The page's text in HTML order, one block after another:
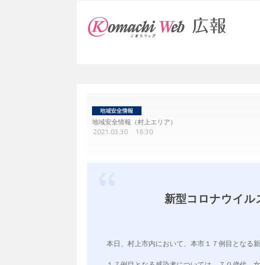
地域安全情報（村上エリア）
2021.03.30 16:30
新型コロナウイル
本日、村上市内において、本市１７例目となる